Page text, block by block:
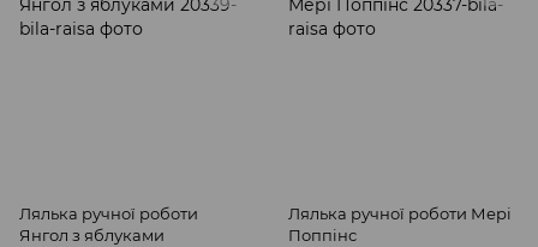
Лялька ручної роботи
Янгол з яблуками
Лялька ручної роботи Мері
Поппінс